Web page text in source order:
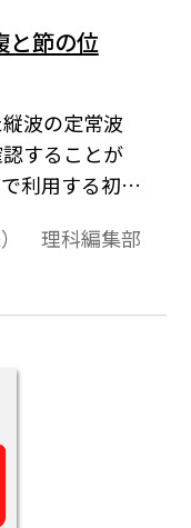
と節の位
波の定常波
することが
利用する初級
） 理科編集部